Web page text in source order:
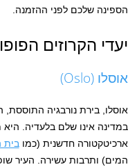
הספינה שלכם לפני ההזמנה.
יעדי הקרוזים
אוסלו (Oslo)
אוסלו, בירת נורבגיה התוססת,
במדינה אינו שלם בלעדיה.
ארכיטקטורה חדשנית (כמובית
המים) ותרבות עשירה. העיר